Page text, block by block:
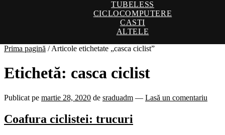
TUBELESS
CICLOCOMPUTERE
CASTI
ALTELE
Prima pagină /Articole etichetate „casca ciclist”
Etichetă: casca ciclist
Publicat pe martie 28, 2020 de sraduadm — Lasă un comentariu
Coafura ciclistei: trucuri